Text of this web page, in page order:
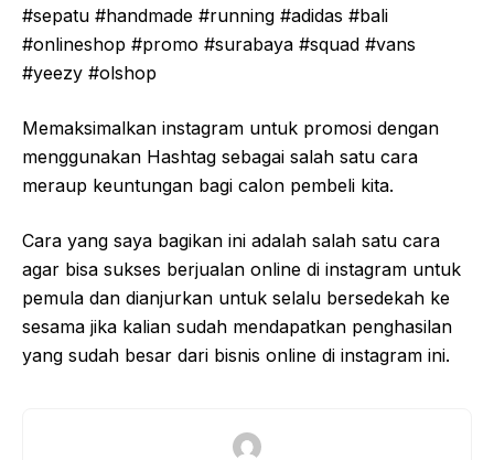
#sepatu #handmade #running #adidas #bali
#onlineshop #promo #surabaya #squad #vans
#yeezy #olshop
Memaksimalkan instagram untuk promosi dengan
menggunakan Hashtag sebagai salah satu cara
meraup keuntungan bagi calon pembeli kita.
Cara yang saya bagikan ini adalah salah satu cara
agar bisa sukses berjualan online di instagram untuk
pemula dan dianjurkan untuk selalu bersedekah ke
sesama jika kalian sudah mendapatkan penghasilan
yang sudah besar dari bisnis online di instagram ini.